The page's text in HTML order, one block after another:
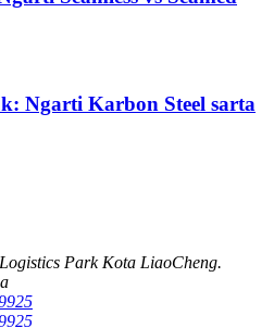
Ngarti Karbon Steel sarta
Park Kota LiaoCheng.